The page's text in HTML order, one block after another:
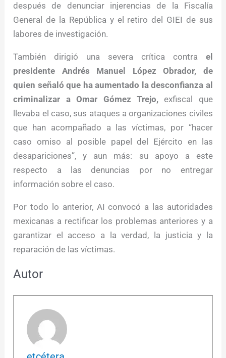
después de denunciar injerencias de la Fiscalía
General de la República y el retiro del GIEI de sus
labores de investigación.
También dirigió una severa crítica contra el
presidente Andrés Manuel López Obrador, de
quien señaló que ha aumentado la desconfianza al
criminalizar a Omar Gómez Trejo,exfiscal que
llevaba el caso, sus ataques a organizaciones civiles
que han acompañado a las víctimas, por “hacer
caso omiso al posible papel del Ejército en las
desapariciones”, y aun más: su apoyo a este
respecto a las denuncias por no entregar
información sobre el caso.
Por todo lo anterior, AI convocó a las autoridades
mexicanas a rectificar los problemas anteriores y a
garantizar el acceso a la verdad, la justicia y la
reparación de las víctimas.
Autor